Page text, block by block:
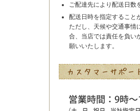
ご配達先により配送日数
配送日時を指定すること
ただし、天候や交通事情
合、当店では責任を負い
願いいたします。